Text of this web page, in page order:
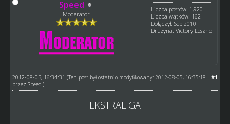
Speed
Moderator
Liczba postów: 1,920
Liczba wątków: 162
Dołączył: Sep 2010
Drużyna: Victory Leszno
#1
2012-08-05, 16:34:31 (Ten post był ostatnio modyfikowany: 2012-08-05, 16:35:18
przez Speed.)
EKSTRALIGA